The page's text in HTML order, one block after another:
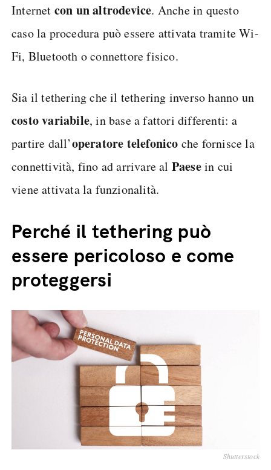
Internet con un altrodevice. Anche in questo
caso la procedura può essere attivata tramite Wi-
Fi, Bluetooth o connettore fisico.
Sia il tethering che il tethering inverso hanno un
costo variabile, in base a fattori differenti: a
partire dall’operatore telefonico che fornisce la
connettività, fino ad arrivare al Paesein cui
viene attivata la funzionalità.
Perché il tethering può
essere pericoloso e come
proteggersi
Shutterstock